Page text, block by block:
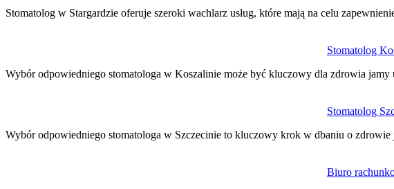
Stomatolog w Stargardzie oferuje szeroki wachlarz usług, które mają na celu
Stomatolog
Wybór odpowiedniego stomatologa w Koszalinie może być kluczowy dla zdrowia
Stomatolog
Wybór odpowiedniego stomatologa w Szczecinie to kluczowy krok w dbaniu o
Biuro
wpisu